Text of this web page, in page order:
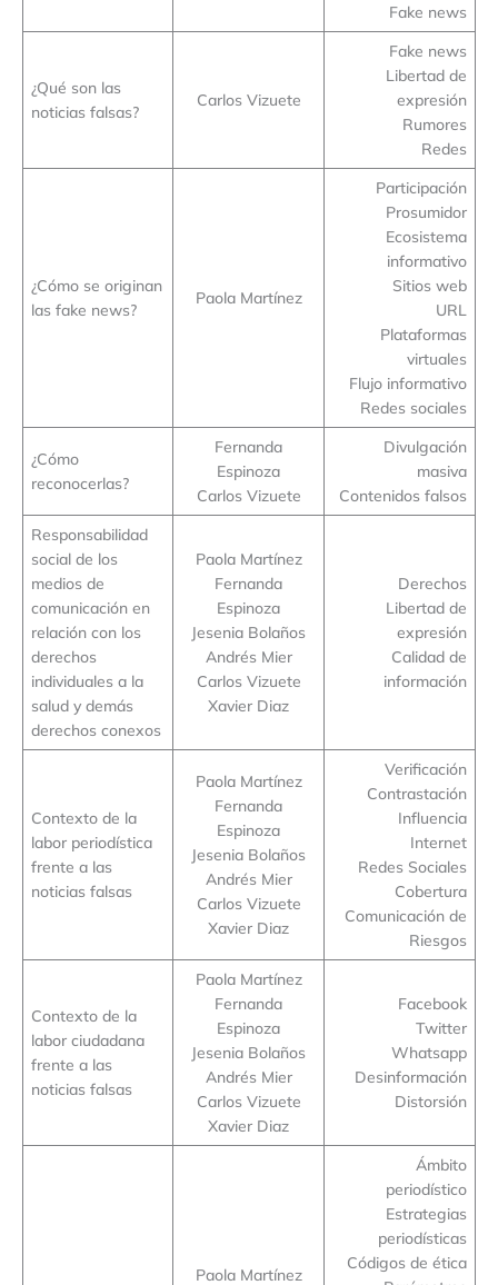
Fake news
¿Qué son las
noticias falsas?
Carlos Vizuete
Fake news
Libertad de
expresión
Rumores
Redes
¿Cómo se originan
las fake news?
Paola Martínez
Participación
Prosumidor
Ecosistema
informativo
Sitios web
URL
Plataformas
virtuales
Flujo informativo
Redes sociales
¿Cómo
reconocerlas?
Fernanda
Espinoza
Carlos Vizuete
Divulgación
masiva
Contenidos falsos
Responsabilidad
social de los
medios de
comunicación en
relación con los
derechos
individuales a la
salud y demás
derechos conexos
Paola Martínez
Fernanda
Espinoza
Jesenia Bolaños
Andrés Mier
Carlos Vizuete
Xavier Diaz
Derechos
Libertad de
expresión
Calidad de
información
Contexto de la
labor periodística
frente a las
noticias falsas
Paola Martínez
Fernanda
Espinoza
Jesenia Bolaños
Andrés Mier
Carlos Vizuete
Xavier Diaz
Verificación
Contrastación
Influencia
Internet
Redes Sociales
Cobertura
Comunicación de
Riesgos
Contexto de la
labor ciudadana
frente a las
noticias falsas
Paola Martínez
Fernanda
Espinoza
Jesenia Bolaños
Andrés Mier
Carlos Vizuete
Xavier Diaz
Facebook
Twitter
Whatsapp
Desinformación
Distorsión
Paola Martínez
Ámbito
periodístico
Estrategias
periodísticas
Códigos de ética